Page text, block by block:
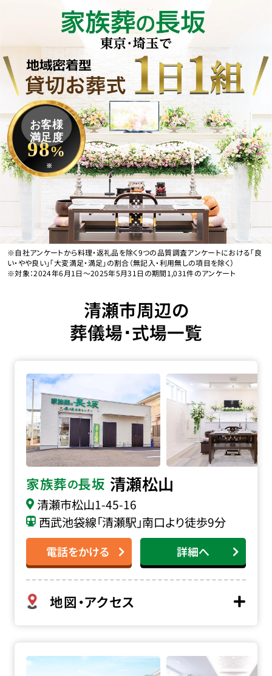
お客様
満足度
98%
※
※自社アンケートから料理・返礼品を除く9つの品質調査アンケートにおける「良
い・やや良い」「大変満足・満足」の割合（無記入・利用無しの項目を除く）
※対象：2024年6月1日〜2025年5月31日の期間1,031件のアンケート
清瀬市周辺の
葬儀場･式場一覧
家族葬の長坂 清瀬松山
清瀬市松山1-45-16
西武池袋線「清瀬駅」南口より徒歩9分
電話をかける 詳細へ
地図・アクセス
家族葬の長坂 清瀬松山の詳細へ